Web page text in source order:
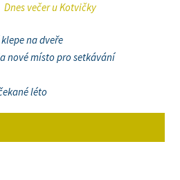
Dnes večer u Kotvičky
na dveře
nové místo pro setkávání
léto